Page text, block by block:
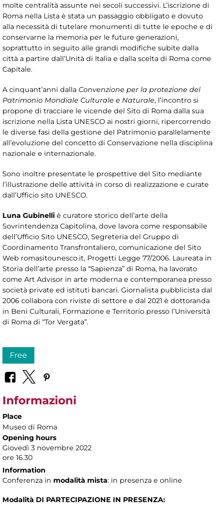
molte centralità assunte nei secoli successivi. L’iscrizione di
Roma nella Lista è stata un passaggio obbligato e dovuto
alla necessità di tutelare monumenti di tutte le epoche e di
conservarne la memoria per le future generazioni,
soprattutto in seguito alle grandi modifiche subite dalla
città a partire dall’Unità di Italia e dalla scelta di Roma come
Capitale.
A cinquant’anni dalla Convenzione per la protezione del
Patrimonio Mondiale Culturale e Naturale, l’incontro si
propone di tracciare le vicende del Sito di Roma dalla sua
iscrizione nella Lista UNESCO ai nostri giorni, ripercorrendo
le diverse fasi della gestione del Patrimonio parallelamente
all’evoluzione del concetto di Conservazione nella disciplina
nazionale e internazionale.
Sono inoltre presentate le prospettive del Sito mediante
l’illustrazione delle attività in corso di realizzazione e curate
dall’Ufficio sito UNESCO.
Luna Gubinelli è curatore storico dell’arte della
Sovrintendenza Capitolina, dove lavora come responsabile
dell’Ufficio Sito UNESCO, Segreteria del Gruppo di
Coordinamento Transfrontaliero, comunicazione del Sito
Web romasitounesco.it, Progetti Legge 77/2006. Laureata in
Storia dell’arte presso la “Sapienza” di Roma, ha lavorato
come Art Advisor in arte moderna e contemporanea presso
società private ed istituti bancari. Giornalista pubblicista dal
2006 collabora con riviste di settore e dal 2021 è dottoranda
in Beni Culturali, Formazione e Territorio presso l’Università
di Roma di “Tor Vergata”.
Free
Informazioni
Place
Museo di Roma
Opening hours
Giovedì 3 novembre 2022
ore 16.30
Information
Conferenza in modalità mista: in presenza e online
Modalità DI PARTECIPAZIONE IN PRESENZA: